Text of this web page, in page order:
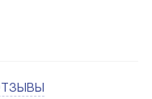
вместе с девчонками,
Ну а что, свои